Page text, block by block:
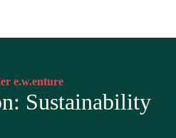
e.w.enture
Sustainability